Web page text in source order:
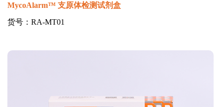
MycoAlarm™ 支原体检测试剂盒
货号：RA-MT01